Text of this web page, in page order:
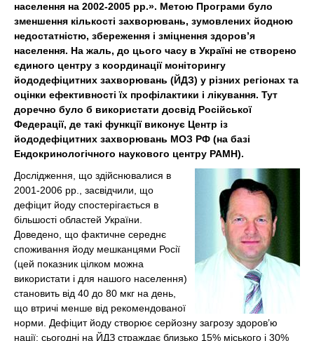
населення на 2002-2005 рр.». Метою Програми було
зменшення кількості захворювань, зумовлених йодною
недостатністю, збереження і зміцнення здоров’я
населення. На жаль, до цього часу в Україні не створено
єдиного центру з координації моніторингу
йододефіцитних захворювань (ЙДЗ) у різних регіонах та
оцінки ефективності їх профілактики і лікування. Тут
доречно було б використати досвід Російської
Федерації, де такі функції виконує Центр із
йододефіцитних захворювань МОЗ РФ (на базі
Ендокринологічного наукового центру РАМН).
Дослідження, що здійснювалися в
2001-2006 рр., засвідчили, що
дефіцит йоду спостерігається в
більшості областей України.
Доведено, що фактичне середнє
споживання йоду мешканцями Росії
(цей показник цілком можна
використати і для нашого населення)
становить від 40 до 80 мкг на день,
що втричі менше від рекомендованої
норми. Дефіцит йоду створює серйозну загрозу здоров’ю
нації: сьогодні на ЙДЗ страждає близько 15% міського і 30%